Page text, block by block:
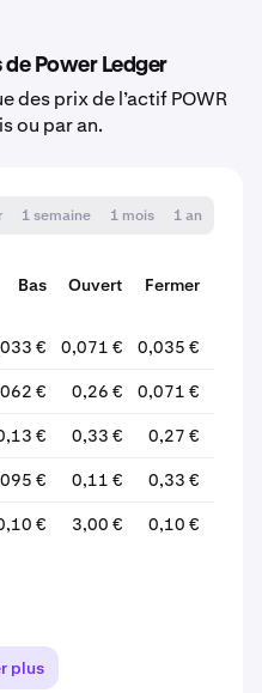
de Power Ledger
des prix de l’actif POWR
ou par an.
1 semaine 1 mois 1 an
Bas Ouvert
Fermer
€ 0,071 € 0,035 €
€ 0,26 € 0,071 €
€ 0,33 € 0,27 €
€ 0,11 € 0,33 €
€ 3,00 € 0,10 €
plus